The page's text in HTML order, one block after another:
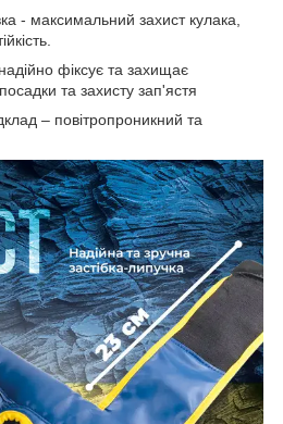
- максимальний захист кулака,
фіксує та захищає
та захисту зап'ястя
– повітропроникний та